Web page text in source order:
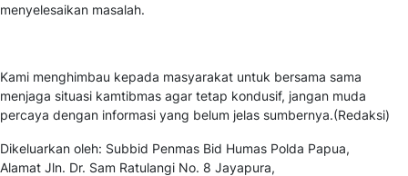
menyelesaikan masalah.
Kami menghimbau kepada masyarakat untuk bersama sama
menjaga situasi kamtibmas agar tetap kondusif, jangan muda
percaya dengan informasi yang belum jelas sumbernya.(Redaksi)
Dikeluarkan oleh: Subbid Penmas Bid Humas Polda Papua,
Alamat Jln. Dr. Sam Ratulangi No. 8 Jayapura,